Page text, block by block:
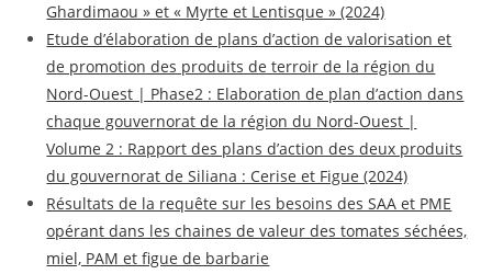
Ghardimaou » et « Myrte et Lentisque » (2024)
Etude d’élaboration de plans d’action de valorisation et
de promotion des produits de terroir de la région du
Nord-Ouest | Phase2 : Elaboration de plan d’action dans
chaque gouvernorat de la région du Nord-Ouest |
Volume 2 : Rapport des plans d’action des deux produits
du gouvernorat de Siliana : Cerise et Figue (2024)
Résultats de la requête sur les besoins des SAA et PME
opérant dans les chaines de valeur des tomates séchées,
miel, PAM et figue de barbarie